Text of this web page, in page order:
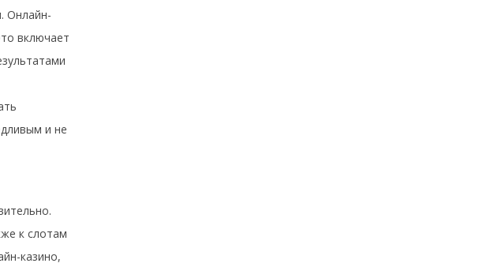
Онлайн-
включает
и не
к слотам
казино,